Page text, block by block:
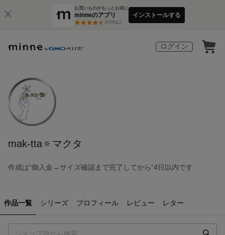
お買いものがもっとお得に
minneのアプリ
3万件以上
インストールする
ログイン
mak-tta🔅マクタ
作成は“御入金→サイズ確認まで完了してから“4日以内です
作品一覧 シリーズ プロフィール レビュー レター